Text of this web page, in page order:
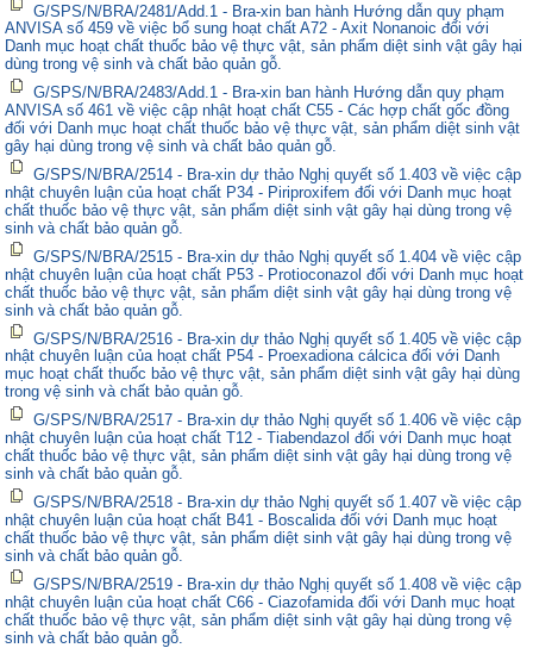
G/SPS/N/BRA/2481/Add.1 - Bra-xin ban hành Hướng dẫn quy phạm
ANVISA số 459 về việc bổ sung hoạt chất A72 - Axit Nonanoic đối với
Danh mục hoạt chất thuốc bảo vệ thực vật, sản phẩm diệt sinh vật gây hại
dùng trong vệ sinh và chất bảo quản gỗ.
G/SPS/N/BRA/2483/Add.1 - Bra-xin ban hành Hướng dẫn quy phạm
ANVISA số 461 về việc cập nhật hoạt chất C55 - Các hợp chất gốc đồng
đối với Danh mục hoạt chất thuốc bảo vệ thực vật, sản phẩm diệt sinh vật
gây hại dùng trong vệ sinh và chất bảo quản gỗ.
G/SPS/N/BRA/2514 - Bra-xin dự thảo Nghị quyết số 1.403 về việc cập
nhật chuyên luận của hoạt chất P34 - Piriproxifem đối với Danh mục hoạt
chất thuốc bảo vệ thực vật, sản phẩm diệt sinh vật gây hại dùng trong vệ
sinh và chất bảo quản gỗ.
G/SPS/N/BRA/2515 - Bra-xin dự thảo Nghị quyết số 1.404 về việc cập
nhật chuyên luận của hoạt chất P53 - Protioconazol đối với Danh mục hoạt
chất thuốc bảo vệ thực vật, sản phẩm diệt sinh vật gây hại dùng trong vệ
sinh và chất bảo quản gỗ.
G/SPS/N/BRA/2516 - Bra-xin dự thảo Nghị quyết số 1.405 về việc cập
nhật chuyên luận của hoạt chất P54 - Proexadiona cálcica đối với Danh
mục hoạt chất thuốc bảo vệ thực vật, sản phẩm diệt sinh vật gây hại dùng
trong vệ sinh và chất bảo quản gỗ.
G/SPS/N/BRA/2517 - Bra-xin dự thảo Nghị quyết số 1.406 về việc cập
nhật chuyên luận của hoạt chất T12 - Tiabendazol đối với Danh mục hoạt
chất thuốc bảo vệ thực vật, sản phẩm diệt sinh vật gây hại dùng trong vệ
sinh và chất bảo quản gỗ.
G/SPS/N/BRA/2518 - Bra-xin dự thảo Nghị quyết số 1.407 về việc cập
nhật chuyên luận của hoạt chất B41 - Boscalida đối với Danh mục hoạt
chất thuốc bảo vệ thực vật, sản phẩm diệt sinh vật gây hại dùng trong vệ
sinh và chất bảo quản gỗ.
G/SPS/N/BRA/2519 - Bra-xin dự thảo Nghị quyết số 1.408 về việc cập
nhật chuyên luận của hoạt chất C66 - Ciazofamida đối với Danh mục hoạt
chất thuốc bảo vệ thực vật, sản phẩm diệt sinh vật gây hại dùng trong vệ
sinh và chất bảo quản gỗ.